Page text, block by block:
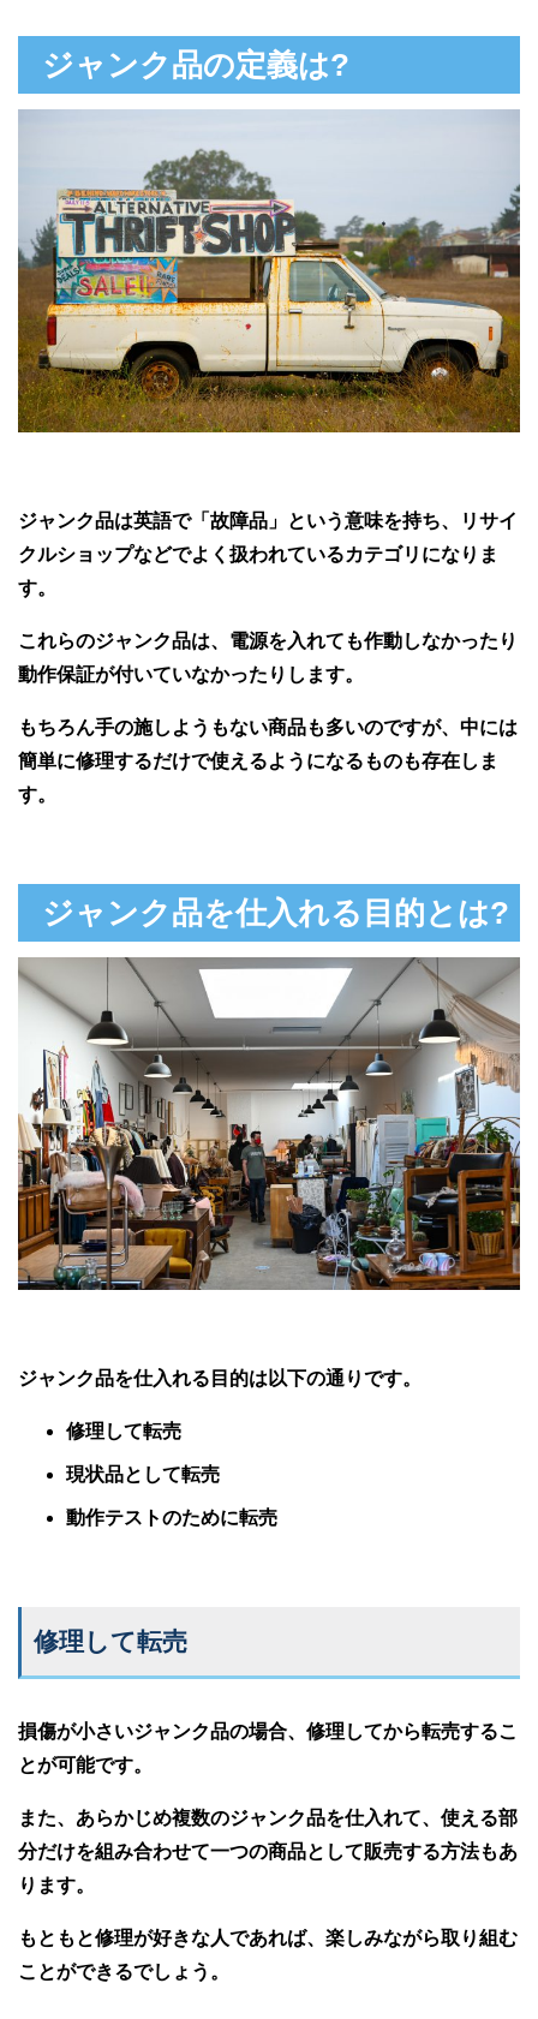
ジャンク品の定義は?
ジャンク品は英語で「故障品」という意味を持ち、リサイ
クルショップなどでよく扱われているカテゴリになりま
す。
これらのジャンク品は、電源を入れても作動しなかったり
動作保証が付いていなかったりします。
もちろん手の施しようもない商品も多いのですが、中には
簡単に修理するだけで使えるようになるものも存在しま
す。
ジャンク品を仕入れる目的とは?
ジャンク品を仕入れる目的は以下の通りです。
修理して転売
現状品として転売
動作テストのために転売
修理して転売
損傷が小さいジャンク品の場合、修理してから転売するこ
とが可能です。
また、あらかじめ複数のジャンク品を仕入れて、使える部
分だけを組み合わせて一つの商品として販売する方法もあ
ります。
もともと修理が好きな人であれば、楽しみながら取り組む
ことができるでしょう。